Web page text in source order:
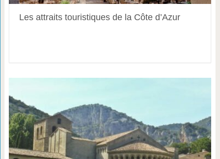
Les attraits touristiques de la Côte d’Azur